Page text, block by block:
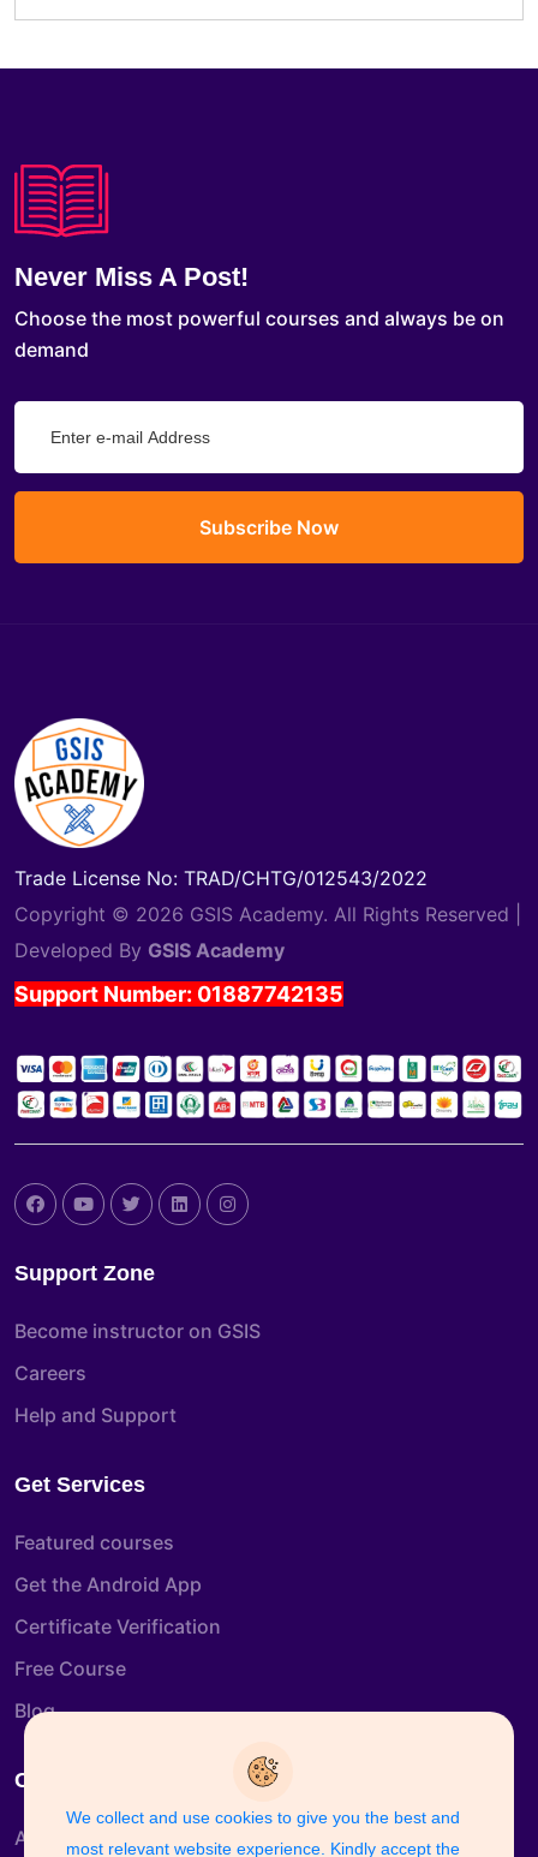
Never Miss A Post!
Choose the most powerful courses and always be on
demand
Subscribe Now
Trade License No: TRAD/CHTG/012543/2022
Copyright © 2026 GSIS Academy. All Rights Reserved |
Developed By GSIS Academy
Support Number: 01887742135
Support Zone
Become instructor on GSIS
Careers
Help and Support
Get Services
Featured courses
Get the Android App
Certificate Verification
Free Course
Blog
Company Info
About us
We collect and use cookies to give you the best and
most relevant website experience. Kindly accept the